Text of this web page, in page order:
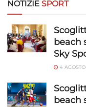
privacy.
NOTIZIE SPORT
beach
Sky
4
beach